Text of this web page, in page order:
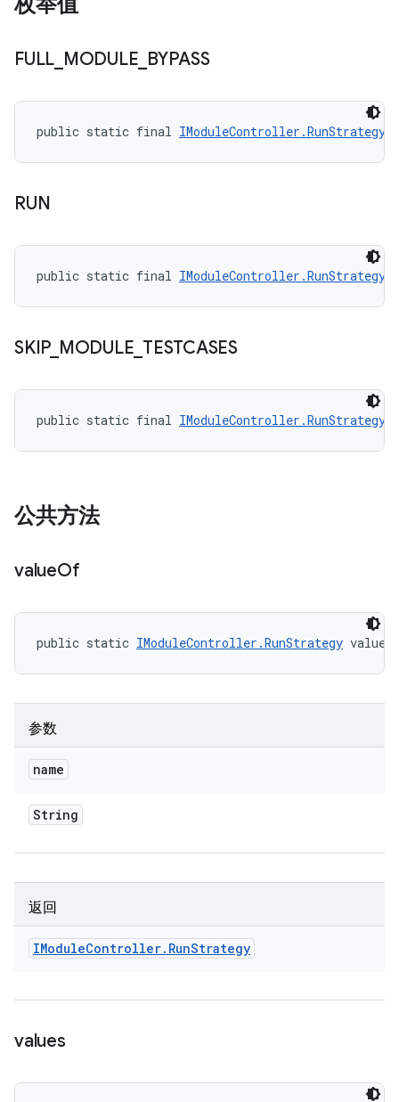
FULL MODULE BYPASS
public static final IModuleController.RunStrategy
RUN
public static final IModuleController.RunStrategy
SKIP_ MODULE TESTCASES
public static final IModuleController.RunStrategy
公共方法
valueOf
public static IModuleController.RunStrategy
参数
name
String
返回
IModuleController. RunStrategy
values